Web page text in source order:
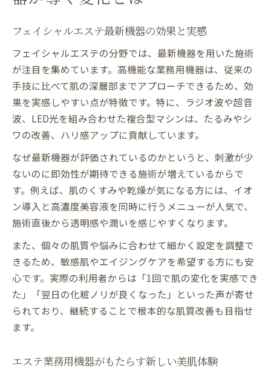
フェイシャルエステ最新機器の効果と実感
フェイシャルエステの分野では、最新機器を用いた施術
が注目を集めています。高機能な業務用機器は、従来の
手技に比べて肌の深層部までアプローチできるため、効
果を実感しやすい点が特徴です。特に、ラジオ波や超音
波、LED光を組み合わせた複合型マシンは、たるみやシ
ワの改善、ハリ感アップに貢献しています。
なぜ最新機器が評価されているのかというと、刺激が少
ないのに即効性が期待できる施術が増えているからで
す。例えば、肌のくすみや乾燥が気になる方には、イオ
ン導入と高濃度美容液を同時に行うメニューが人気で、
施術直後から透明感や潤いを感じやすくなります。
また、個々の肌質や悩みに合わせて細かく設定を調整で
きるため、敏感肌やエイジングケアを希望する方にも安
心です。実際の利用者からは「1回で肌の変化を実感でき
た」「翌日の化粧ノリが良くなった」といった声が寄せ
られており、継続することで根本的な肌質改善も目指せ
ます。
エステ業務用機器がもたらす新しい美肌体験